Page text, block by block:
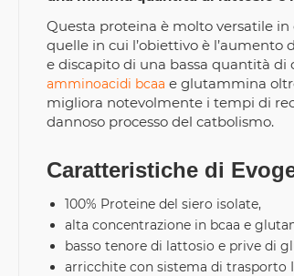
Questa proteina è molto versatile
quelle in cui l’obiettivo è
e discapito di una bassa quantità di
amminoacidi bcaa e glutammina
migliora notevolmente i tempi di
dannoso processo del catbolismo.
Caratteristiche di
100% Proteine del siero isolate,
alta concentrazione in bcaa e
basso tenore di lattosio e prive di
arricchite con sistema di trasporto